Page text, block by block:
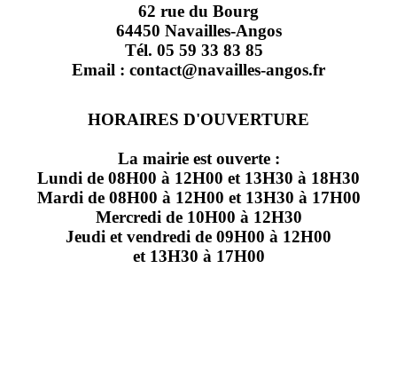
62 rue du Bourg
64450 Navailles-Angos
Tél. 05 59 33 83 85
Email : contact@navailles-angos.fr
HORAIRES D'OUVERTURE
La mairie est ouverte :
Lundi de 08H00 à 12H00 et 13H30 à 18H30
Mardi de 08H00 à 12H00 et 13H30 à 17H00
Mercredi de 10H00 à 12H30
Jeudi et vendredi de 09H00 à 12H00
et 13H30 à 17H00